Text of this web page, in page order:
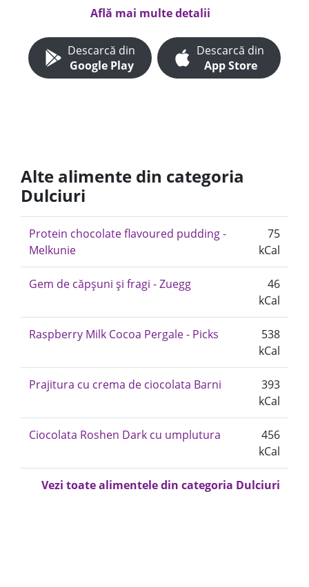
Află mai multe detalii
Descarcă din
Google Play
Descarcă din
App Store
Alte alimente din categoria
Dulciuri
Protein chocolate flavoured pudding -
Melkunie
75
kCal
Gem de căpșuni și fragi - Zuegg
46
kCal
Raspberry Milk Cocoa Pergale - Picks
538
kCal
Prajitura cu crema de ciocolata Barni
393
kCal
Ciocolata Roshen Dark cu umplutura
456
kCal
Vezi toate alimentele din categoria Dulciuri